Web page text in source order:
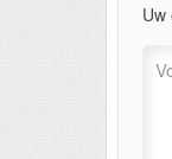
Uw